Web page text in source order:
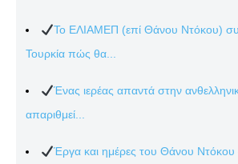
Το ΕΛΙΑΜΕΠ (επί Θάνου Ντόκου)
Τουρκία πώς θα...
Ένας ιερέας απαντά στην
απαριθμεί...
Έργα και ημέρες του Θάνου